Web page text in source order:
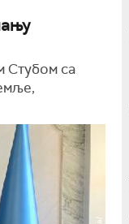
Стубом са